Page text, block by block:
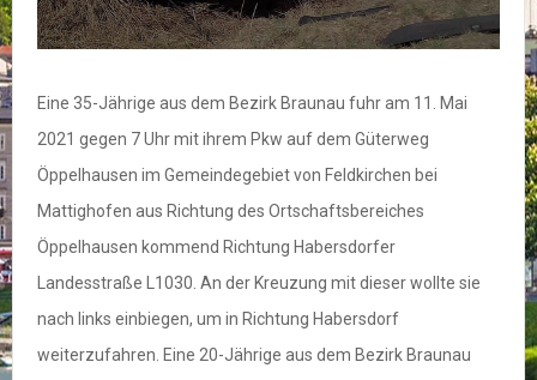
Eine 35-Jährige aus dem Bezirk Braunau fuhr am 11. Mai
2021 gegen 7 Uhr mit ihrem Pkw auf dem Güterweg
Öppelhausen im Gemeindegebiet von Feldkirchen bei
Mattighofen aus Richtung des Ortschaftsbereiches
Öppelhausen kommend Richtung Habersdorfer
Landesstraße L1030. An der Kreuzung mit dieser wollte sie
nach links einbiegen, um in Richtung Habersdorf
weiterzufahren. Eine 20-Jährige aus dem Bezirk Braunau